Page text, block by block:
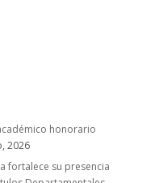
honorario
2026
fortalece su presencia